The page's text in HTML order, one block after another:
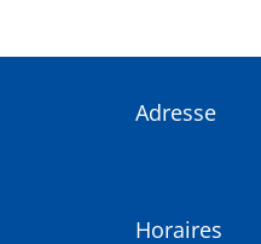
Adresse
Horaires